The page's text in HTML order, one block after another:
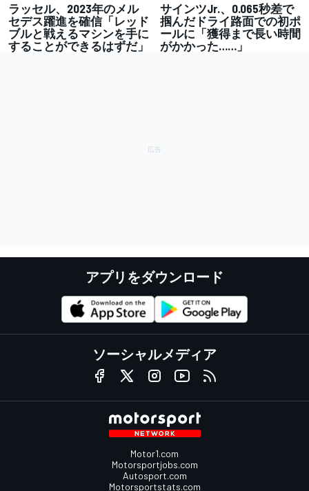
ラッセル、2023年のメル
セデス躍進を確信「レッド
ブルと戦えるマシンを手に
することができるはずだ」
サインツJr.、0.065秒差で
掴んだドライ路面での初ポ
ールに「獲得まで長い時間
がかかった……」
アプリをダウンロード
ソーシャルメディア
Motor1.com
Motorsportjobs.com
Autosport.com
Motorsportstats.com